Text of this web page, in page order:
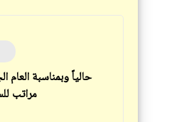
حالياً وبمناسبة
مراتب